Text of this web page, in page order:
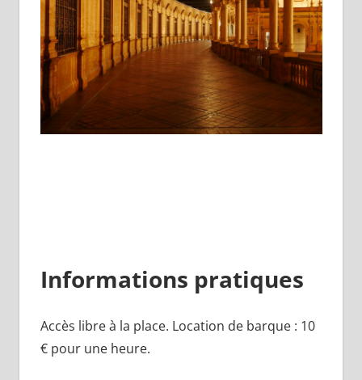
Informations pratiques
Accès libre à la place. Location de barque : 10
€ pour une heure.